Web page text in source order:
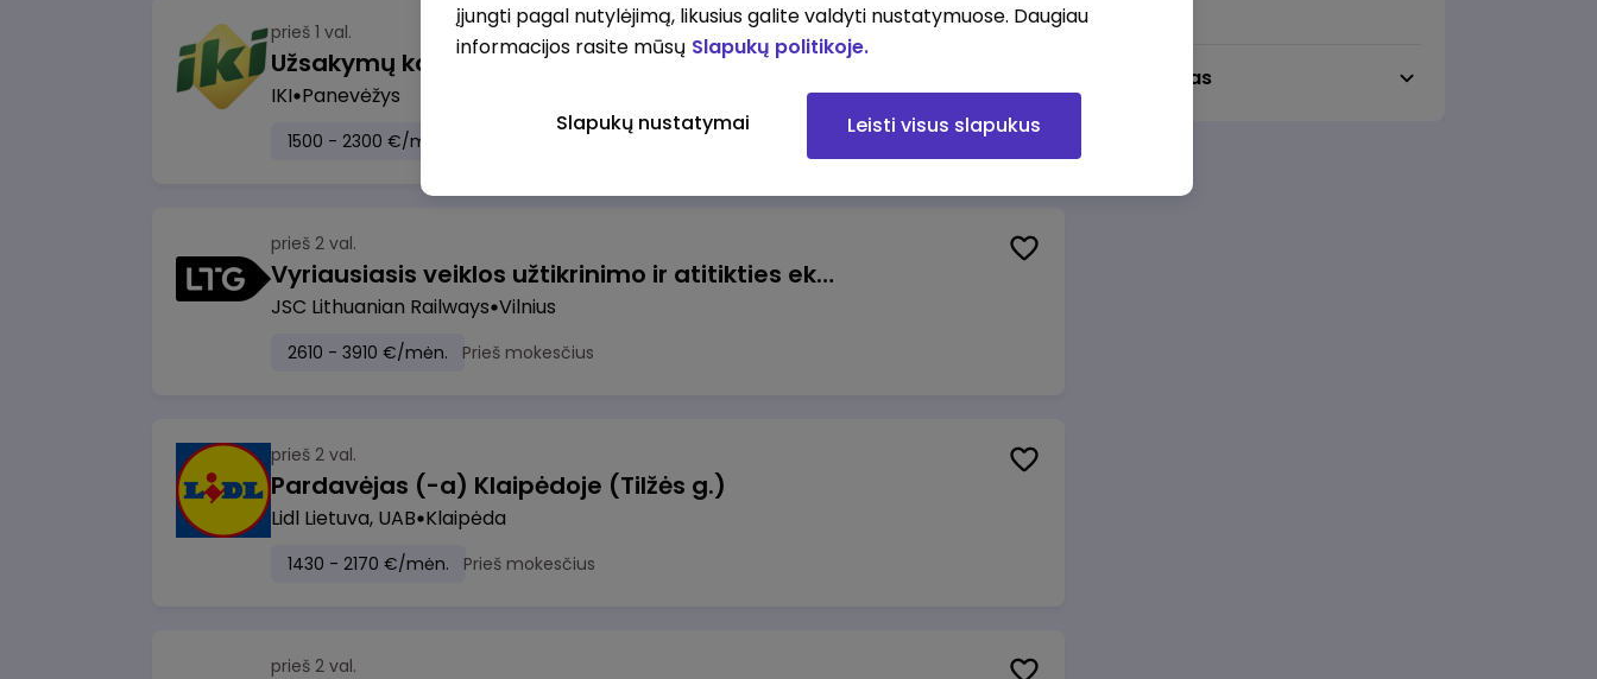
prieš 1 val.
Užsakymų komplektuotojas (-a) Pieno ir mėsos sandėlyje
IKI Panevėžys
1500 - 2300 €/mėn. Prieš mokesčius
prieš 2 val.
Vyriausiasis veiklos užtikrinimo ir atitikties ekspertas (-ė) (Vilnius, LT)
JSC Lithuanian Railways Vilnius
2610 - 3910 €/mėn. Prieš mokesčius
prieš 2 val.
Pardavėjas (-a) Klaipėdoje (Tilžės g.)
Lidl Lietuva, UAB Klaipėda
1430 - 2170 €/mėn. Prieš mokesčius
prieš 2 val.
Darbo laikas
įjungti pagal nutylėjimą, likusius galite valdyti nustatymuose. Daugiau
informacijos rasite mūsų Slapukų politikoje.
Slapukų nustatymai Leisti visus slapukus